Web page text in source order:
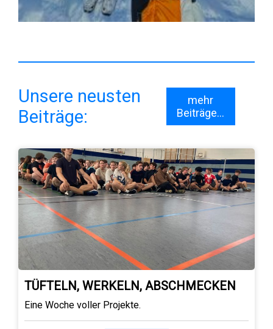
Unsere neusten
Beiträge:
mehr
Beiträge...
TÜFTELN, WERKELN, ABSCHMECKEN
Eine Woche voller Projekte.